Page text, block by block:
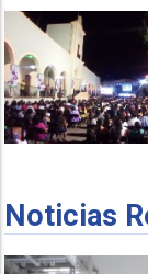
Noticias